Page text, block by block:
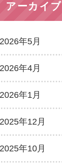
アーカイブ
2026年5月
2026年4月
2026年1月
2025年12月
2025年10月